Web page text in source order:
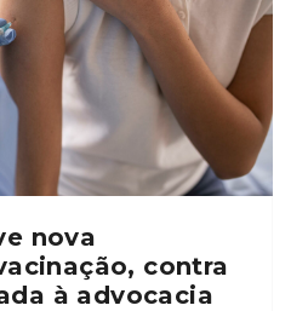
nova
contra
à advocacia